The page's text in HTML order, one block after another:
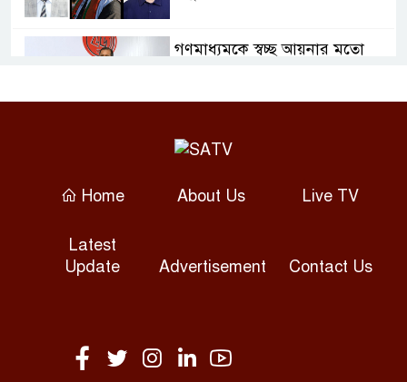
গণমাধ্যমকে স্বচ্ছ আয়নার মতো
সাতক্ষীরায় স্মারকলিপি, আলোচনা
Home About Us Live TV
Latest
Update
Advertisement Contact Us